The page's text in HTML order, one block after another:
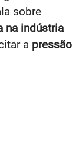
sobre
na indústria
a pressão